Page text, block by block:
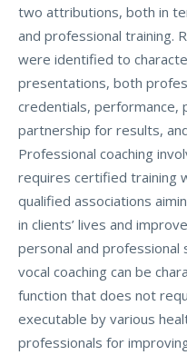
two attributions, both in
and professional training.
were identified to
presentations, both
credentials, performance,
partnership for results,
Professional coaching
requires certified training
qualified associations
in clients’ lives and
personal and professional
vocal coaching can be
function that does not
executable by various
professionals for